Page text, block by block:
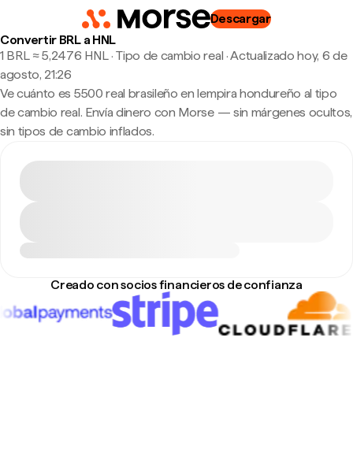
Descargar
Convertir BRL a HNL
1 BRL ≈ 5,2476 HNL · Tipo de cambio real ·Actualizado hoy, 6 de
agosto, 21:26
Ve cuánto es 5500 real brasileño en lempira hondureño al tipo
de cambio real. Envía dinero con Morse — sin márgenes ocultos,
sin tipos de cambio inflados.
Creado con socios financieros de confianza